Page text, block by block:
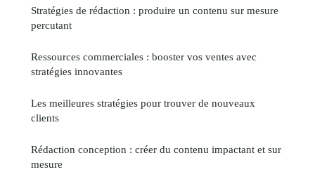
Stratégies de rédaction : produire un contenu sur mesure
percutant
Ressources commerciales : booster vos ventes avec
stratégies innovantes
Les meilleures stratégies pour trouver de nouveaux
clients
Rédaction conception : créer du contenu impactant et sur
mesure